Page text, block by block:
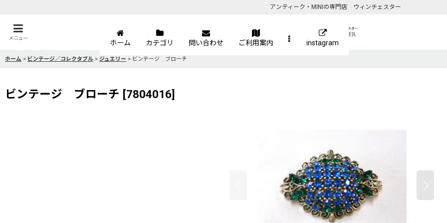
アンティーク・MINIの専門店 ウィンチェスター
メニュー
ホーム カテゴリ 問い合わせ ご利用案内 instagram
ホーム > ビンテージ／コレクタブル > ジュエリー > ビンテージ ブローチ
ビンテージ ブローチ [7804016]